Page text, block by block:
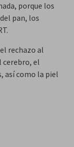
porque los
pan, los
rechazo al
cerebro, el
así como la piel